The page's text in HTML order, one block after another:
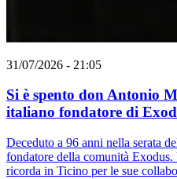
31/07/2026 - 21:05
Si è spento don Antonio
italiano fondatore di
Deceduto a 96 anni nella serata
fondatore della comunità
ricorda in Ticino per le sue